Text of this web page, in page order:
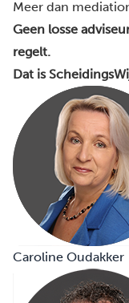
Meer dan
Geen losse
regelt.
Dat is
Caroline Oudakker